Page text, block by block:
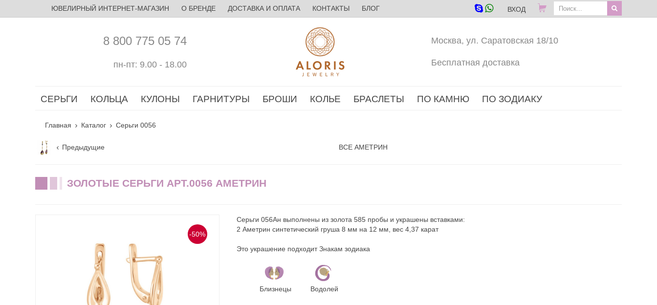
ЮВЕЛИРНЫЙ ИНТЕРНЕТ-МАГАЗИН О БРЕНДЕ ДОСТАВКА И ОПЛАТА КОНТАКТЫ БЛОГ ВХОД
8 800 775 05 74
пн-пт: 9.00 - 18.00
Москва, ул. Саратовская 18/10
Бесплатная доставка
СЕРЬГИ КОЛЬЦА КУЛОНЫ ГАРНИТУРЫ БРОШИ КОЛЬЕ БРАСЛЕТЫ ПО КАМНЮ ПО ЗОДИАКУ
Главная Каталог Серьги 0056
Предыдущие ВСЕ АМЕТРИН
ЗОЛОТЫЕ СЕРЬГИ АРТ.0056 АМЕТРИН
-50%
Серьги 056Ан выполнены из золота 585 пробы и украшены вставками:
2 Аметрин синтетический груша 8 мм на 12 мм, вес 4,37 карат
Это украшение подходит Знакам зодиака
Близнецы Водолей